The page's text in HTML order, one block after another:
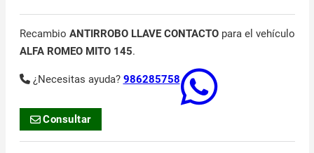
Recambio ANTIRROBO LLAVE CONTACTOpara el vehículo
ALFA ROMEO MITO 145.
¿Necesitas ayuda? 986285758
Consultar